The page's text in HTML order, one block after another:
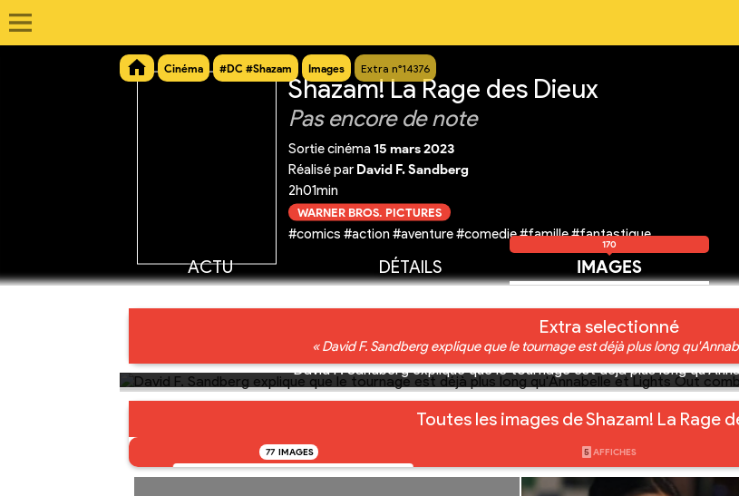
Cinéma #DC #Shazam Images Extra n°14376
Shazam! La Rage des Dieux
Pas encore de note
Sortie cinéma15 mars 2023
Réalisé par David F. Sandberg
2h01min
WARNER BROS. PICTURES
#comics #action #aventure #comedie #famille #fantastique
ACTU DÉTAILS IMAGES
170
Extra selectionné
« David F. Sandberg explique que le tournage est déjà plus long
David F. Sandberg explique que le tournage est déjà plus long
Toutes les images de Shazam! La Rage
77 IMAGES 5 AFFICHES